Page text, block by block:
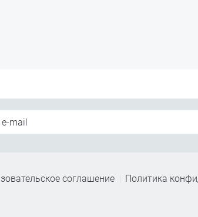
соглашение Политика